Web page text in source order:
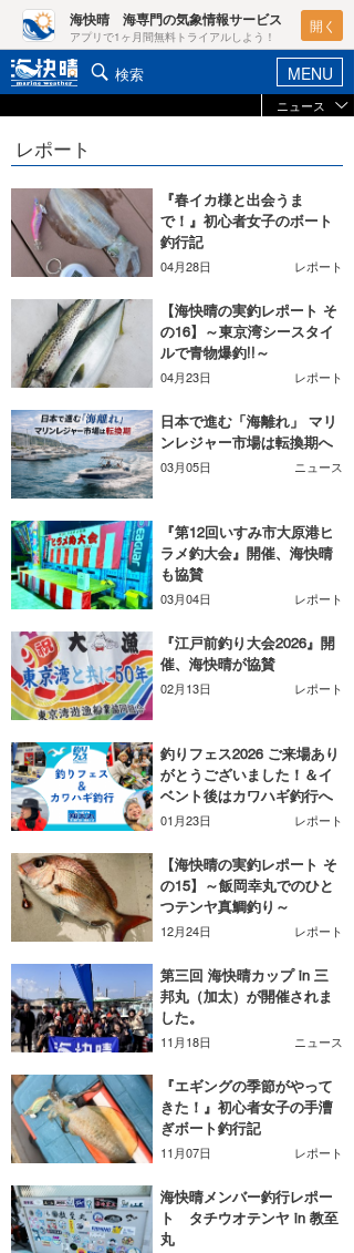
海快晴 海専門の気象情報サービス
アプリで1ヶ月間無料トライアルしよう！
開く
検索 MENU
ヘルプ&サポート マイホーム
ログイン
新規会員登録
ポイント検索
天気予報・概況
週間予報/天気図/他
ニュース
会員メニュー
レポート
『春イカ様と出会うま
で！』初心者女子のボート
釣行記
04月28日 レポート
【海快晴の実釣レポート そ
の16】～東京湾シースタイ
ルで青物爆釣!!～
04月23日 レポート
日本で進む「海離れ」 マリ
ンレジャー市場は転換期へ
03月05日 ニュース
『第12回いすみ市大原港ヒ
ラメ釣大会』開催、海快晴
も協賛
03月04日 レポート
『江戸前釣り大会2026』開
催、海快晴が協賛
02月13日 レポート
釣りフェス2026 ご来場あり
がとうございました！＆イ
ベント後はカワハギ釣行へ
01月23日 レポート
【海快晴の実釣レポート そ
の15】～飯岡幸丸でのひと
つテンヤ真鯛釣り～
12月24日 レポート
第三回 海快晴カップ in 三
邦丸（加太）が開催されま
した。
11月18日 ニュース
『エギングの季節がやって
きた！』初心者女子の手漕
ぎボート釣行記
11月07日 レポート
海快晴メンバー釣行レポー
ト タチウオテンヤ in 教至
丸
ニュース
お知らせ
ニュース
レポート
ライター/寄稿メディア
海快晴スタッフ
☆加藤
banpaku
唐澤予報士
塚本予報士
ライター
岡崎友子
一色ボート